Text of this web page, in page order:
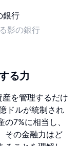
影の銀行
る力
を管理するだけ
ドルが統制され
7%に相当し、
その金融力はど